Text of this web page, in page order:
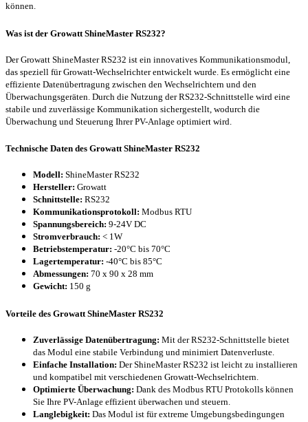
können.
Was ist der Growatt ShineMaster RS232?
Der Growatt ShineMaster RS232 ist ein innovatives Kommunikationsmodul,
das speziell für Growatt-Wechselrichter entwickelt wurde. Es ermöglicht eine
effiziente Datenübertragung zwischen den Wechselrichtern und den
Überwachungsgeräten. Durch die Nutzung der RS232-Schnittstelle wird eine
stabile und zuverlässige Kommunikation sichergestellt, wodurch die
Überwachung und Steuerung Ihrer PV-Anlage optimiert wird.
Technische Daten des Growatt ShineMaster RS232
Modell: ShineMaster RS232
Hersteller: Growatt
Schnittstelle: RS232
Kommunikationsprotokoll: Modbus RTU
Spannungsbereich: 9-24V DC
Stromverbrauch: < 1W
Betriebstemperatur: -20°C bis 70°C
Lagertemperatur: -40°C bis 85°C
Abmessungen: 70 x 90 x 28 mm
Gewicht: 150 g
Vorteile des Growatt ShineMaster RS232
Zuverlässige Datenübertragung: Mit der RS232-Schnittstelle bietet
das Modul eine stabile Verbindung und minimiert Datenverluste.
Einfache Installation: Der ShineMaster RS232 ist leicht zu installieren
und kompatibel mit verschiedenen Growatt-Wechselrichtern.
Optimierte Überwachung: Dank des Modbus RTU Protokolls können
Sie Ihre PV-Anlage effizient überwachen und steuern.
Langlebigkeit: Das Modul ist für extreme Umgebungsbedingungen